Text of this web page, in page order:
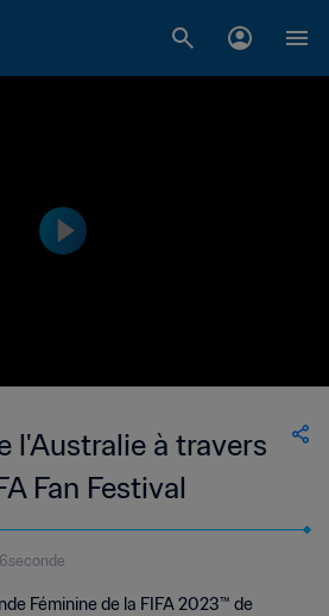
l'Australie à travers
Fan Festival
Féminine de la FIFA 2023™ de